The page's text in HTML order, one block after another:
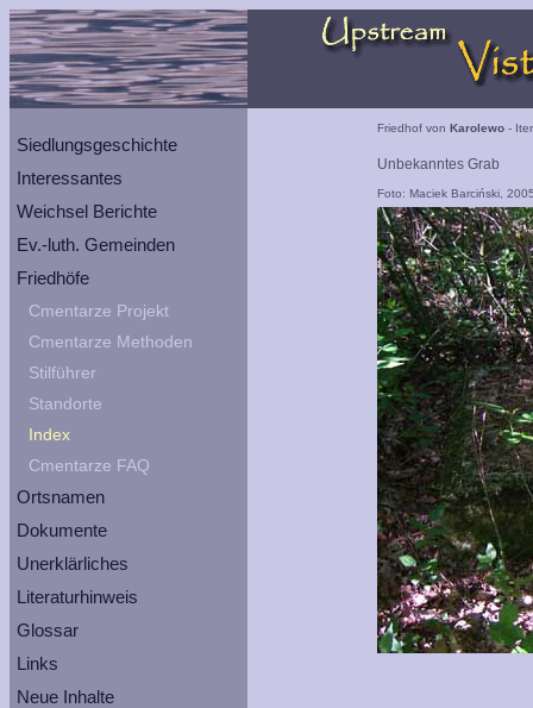
Siedlungsgeschichte
Interessantes
Weichsel Berichte
Ev.-luth. Gemeinden
Friedhöfe
Cmentarze Projekt
Cmentarze Methoden
Stilführer
Standorte
Index
Cmentarze FAQ
Ortsnamen
Dokumente
Unerklärliches
Literaturhinweis
Glossar
Links
Neue Inhalte
Friedhof von Karolewo -
Unbekanntes Grab
Foto: Maciek Barciński,